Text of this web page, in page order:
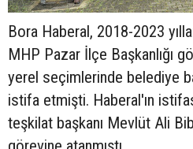
Bora Haberal, 2018-2023
MHP Pazar İlçe Başkanlığı
yerel seçimlerinde belediye
istifa etmişti. Haberal'ın
teşkilat başkanı Mevlüt Ali